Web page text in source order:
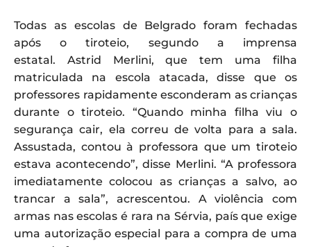
Todas as escolas de Belgrado foram fechadas
após o tiroteio, segundo a imprensa
estatal. Astrid Merlini, que tem uma filha
matriculada na escola atacada, disse que os
professores rapidamente esconderam as crianças
durante o tiroteio. “Quando minha filha viu o
segurança cair, ela correu de volta para a sala.
Assustada, contou à professora que um tiroteio
estava acontecendo”, disse Merlini. “A professora
imediatamente colocou as crianças a salvo, ao
trancar a sala”, acrescentou. A violência com
armas nas escolas é rara na Sérvia, país que exige
uma autorização especial para a compra de uma